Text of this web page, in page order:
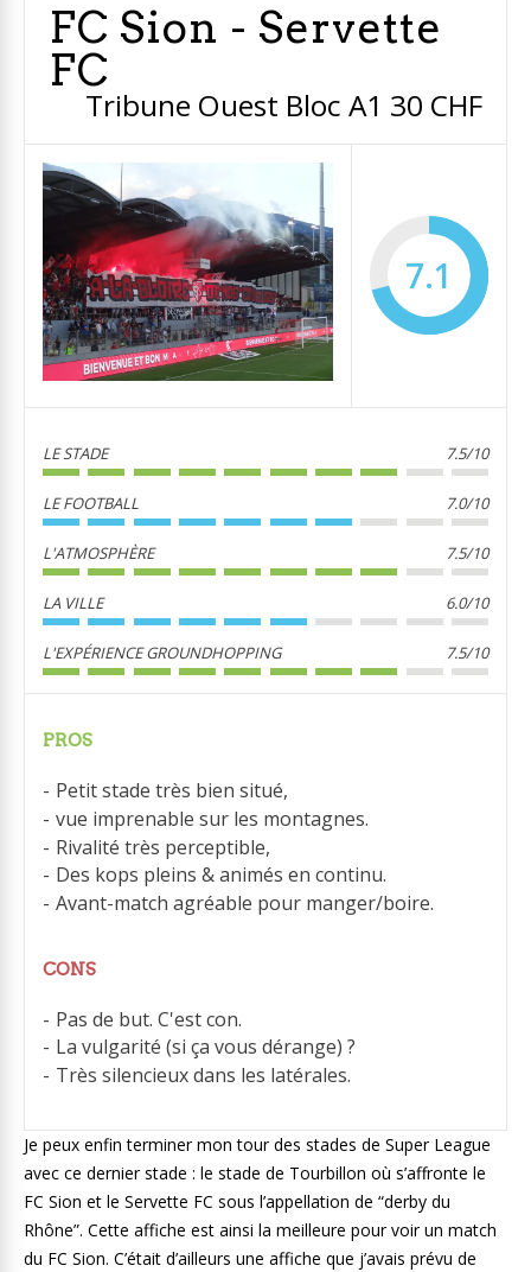
FC Sion - Servette
FC
Tribune Ouest Bloc A1 30 CHF
7.1
LE STADE 7.5/10
LE FOOTBALL 7.0/10
L'ATMOSPHÈRE 7.5/10
LA VILLE 6.0/10
L'EXPÉRIENCE GROUNDHOPPING 7.5/10
PROS
Petit stade très bien situé,
vue imprenable sur les montagnes.
Rivalité très perceptible,
Des kops pleins & animés en continu.
Avant-match agréable pour manger/boire.
CONS
Pas de but. C'est con.
La vulgarité (si ça vous dérange) ?
Très silencieux dans les latérales.
Je peux enfin terminer mon tour des stades de Super League
avec ce dernier stade : le stade de Tourbillon où s’affronte le
FC Sion et le Servette FC sous l’appellation de “derby du
Rhône”. Cette affiche est ainsi la meilleure pour voir un match
du FC Sion. C’était d’ailleurs une affiche que j’avais prévu de